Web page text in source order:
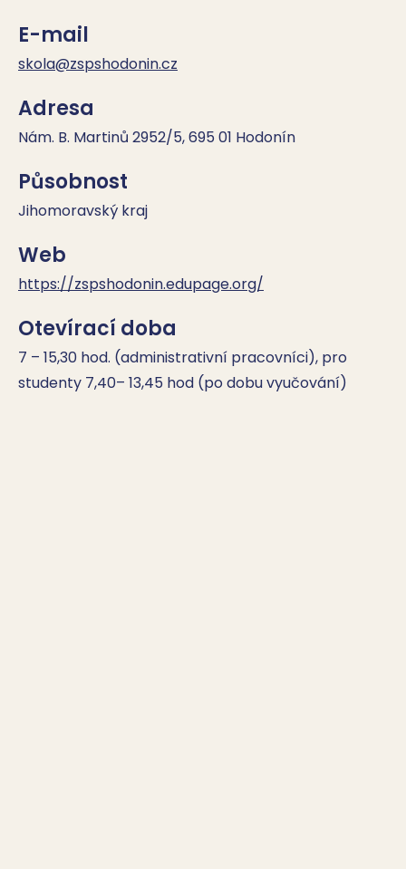
E-mail
skola@zspshodonin.cz
Adresa
Nám. B. Martinů 2952/5, 695 01 Hodonín
Působnost
Jihomoravský kraj
Web
https://zspshodonin.edupage.org/
Otevírací doba
7 – 15,30 hod. (administrativní pracovníci), pro
studenty 7,40– 13,45 hod (po dobu vyučování)